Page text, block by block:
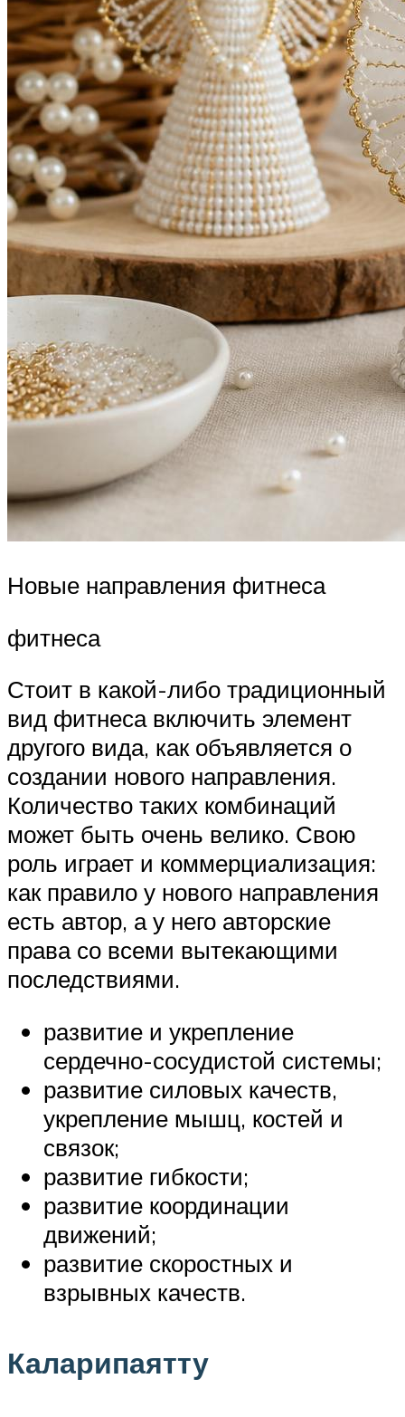
Новые направления фитнеса
фитнеса
Стоит в какой-либо традиционный
вид фитнеса включить элемент
другого вида, как объявляется о
создании нового направления.
Количество таких комбинаций
может быть очень велико. Свою
роль играет и коммерциализация:
как правило у нового направления
есть автор, а у него авторские
права со всеми вытекающими
последствиями.
развитие и укрепление
сердечно-сосудистой системы;
развитие силовых качеств,
укрепление мышц, костей и
связок;
развитие гибкости;
развитие координации
движений;
развитие скоростных и
взрывных качеств.
Каларипаятту